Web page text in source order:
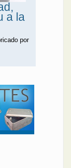
a la
por